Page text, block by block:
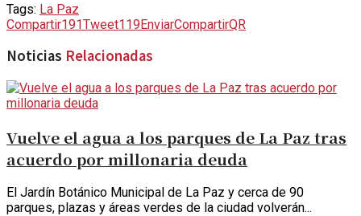
Tags: La Paz
Compartir191Tweet119EnviarCompartirQR
Noticias Relacionadas
Vuelve el agua a los parques de La Paz tras
acuerdo por millonaria deuda
El Jardín Botánico Municipal de La Paz y cerca de 90
parques, plazas y áreas verdes de la ciudad volverán...